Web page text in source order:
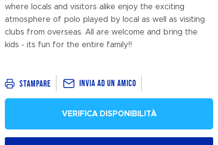
where locals and visitors alike enjoy the exciting
atmosphere of polo played by local as well as visiting
clubs from overseas. All are welcome and bring the
kids - its fun for the entire family!!
Stampare Invia ad un amico
VERIFICA DISPONIBILITÀ